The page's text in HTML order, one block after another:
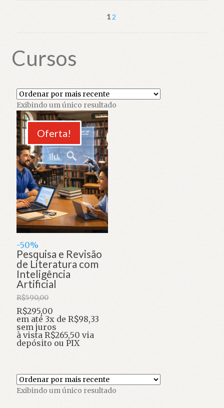
mais
1 2
Cursos
Exibindo um único resultado
-50%
Pesquisa e Revisão
de Literatura com
Inteligência
Artificial
Oferta!
R$590,00
O
preço
original
era:
R$590,00.
R$295,00
O
preço
atual
é:
R$295,00.
em até 3x de R$98,33
sem juros
à vista R$265,50 via
depósito ou PIX
Exibindo um único resultado